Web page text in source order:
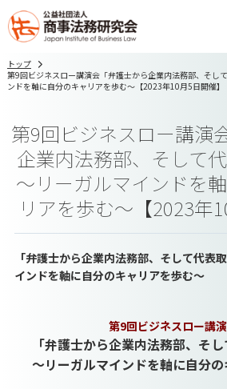
トップ
第9回ビジネスロー講演会「弁護士から企業内法務部、そし
ンドを軸に自分のキャリアを歩む～【2023年10月5日開催】
第9回ビジネスロー講演
企業内法務部、そして代
～リーガルマインドを
リアを歩む～【2023年
「弁護士から企業内法務部、そして代表
インドを軸に自分のキャリアを歩む～
第9回ビジネスロー講
「弁護士から企業内法務部、そし
～リーガルマインドを軸に自分